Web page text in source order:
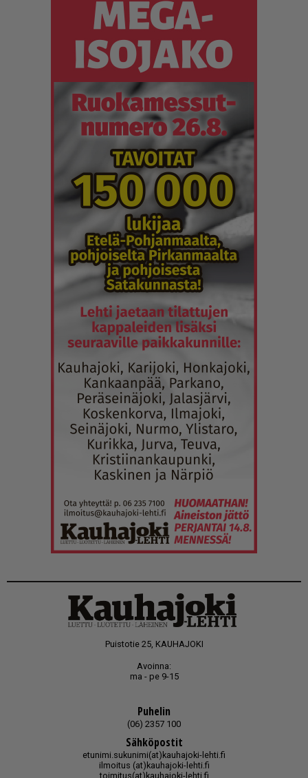
Puistotie 25, KAUHAJOKI
Avoinna:
ma - pe 9-15
Puhelin
(06) 2357 100
Sähköpostit
etunimi.sukunimi(at)kauhajoki-lehti.fi
ilmoitus (at)kauhajoki-lehti.fi
toimitus(at)kauhajoki-lehti.fi